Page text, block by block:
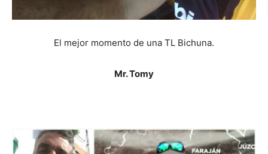
El mejor momento de una TL Bichuna.
Mr. Tomy